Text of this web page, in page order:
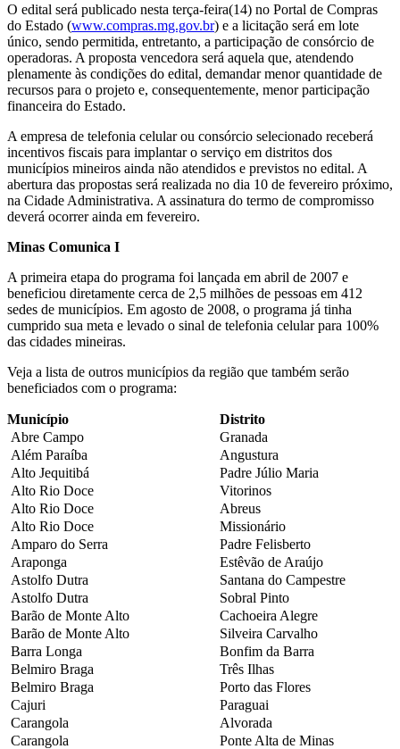
O edital será publicado nesta terça-feira(14) no Portal de Compras
do Estado (www.compras.mg.gov.br) e a licitação será em lote
único, sendo permitida, entretanto, a participação de consórcio de
operadoras. A proposta vencedora será aquela que, atendendo
plenamente às condições do edital, demandar menor quantidade de
recursos para o projeto e, consequentemente, menor participação
financeira do Estado.
A empresa de telefonia celular ou consórcio selecionado receberá
incentivos fiscais para implantar o serviço em distritos dos
municípios mineiros ainda não atendidos e previstos no edital. A
abertura das propostas será realizada no dia 10 de fevereiro próximo,
na Cidade Administrativa. A assinatura do termo de compromisso
deverá ocorrer ainda em fevereiro.
Minas Comunica I
A primeira etapa do programa foi lançada em abril de 2007 e
beneficiou diretamente cerca de 2,5 milhões de pessoas em 412
sedes de municípios. Em agosto de 2008, o programa já tinha
cumprido sua meta e levado o sinal de telefonia celular para 100%
das cidades mineiras.
Veja a lista de outros municípios da região que também serão
beneficiados com o programa:
Município
Distrito
Abre Campo
Granada
Além Paraíba
Angustura
Alto Jequitibá
Padre Júlio Maria
Alto Rio Doce
Vitorinos
Alto Rio Doce
Abreus
Alto Rio Doce
Missionário
Amparo do Serra
Padre Felisberto
Araponga
Estêvão de Araújo
Astolfo Dutra
Santana do Campestre
Astolfo Dutra
Sobral Pinto
Barão de Monte Alto
Cachoeira Alegre
Barão de Monte Alto
Silveira Carvalho
Barra Longa
Bonfim da Barra
Belmiro Braga
Três Ilhas
Belmiro Braga
Porto das Flores
Cajuri
Paraguai
Carangola
Alvorada
Carangola
Ponte Alta de Minas